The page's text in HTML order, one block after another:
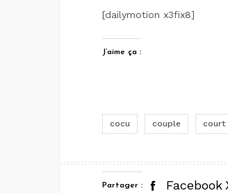
[dailymotion x3fix8]
J’aime ça :
cocu couple court
Partager : Facebook